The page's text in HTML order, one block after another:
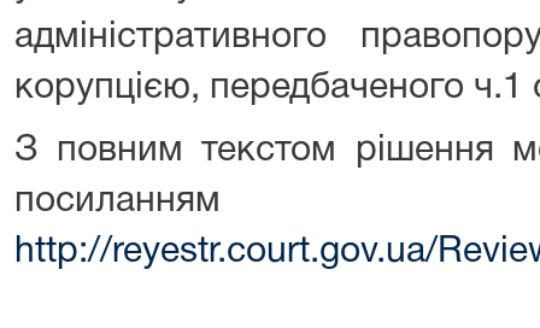
адміністративного
корупцією, передбаченого
З повним текстом рішення
посиланням
http://reyestr.court.gov.ua/